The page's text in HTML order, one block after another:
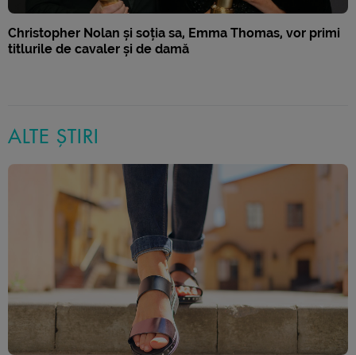
Christopher Nolan și soția sa, Emma Thomas, vor primi
titlurile de cavaler și de damă
ALTE ȘTIRI